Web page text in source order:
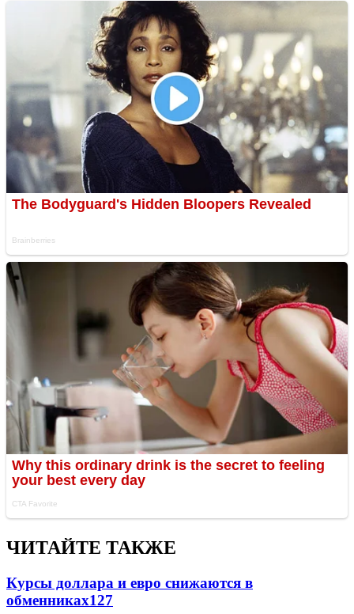
ЧИТАЙТЕ ТАКЖЕ
Курсы доллара и евро снижаются в
обменниках127